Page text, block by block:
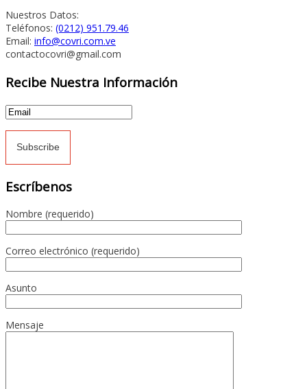
Nuestros Datos:
Teléfonos: (0212) 951.79.46
Email: info@covri.com.ve
contactocovri@gmail.com
Recibe Nuestra Información
Escríbenos
Nombre (requerido)
Correo electrónico (requerido)
Asunto
Mensaje